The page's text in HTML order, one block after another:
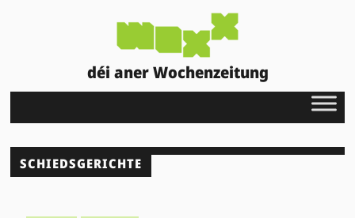
déi aner Wochenzeitung
SCHIEDSGERICHTE